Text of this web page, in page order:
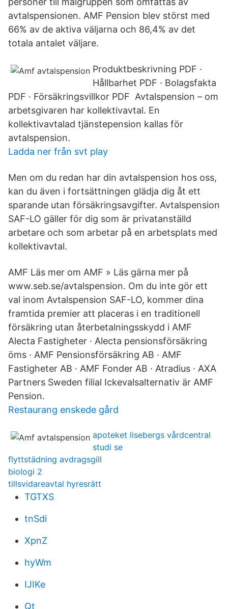
avtalspensionen. AMF Pension blev störst med
66% av de aktiva väljarna och 86,4% av det
totala antalet väljare.
Produktbeskrivning PDF ·
Hållbarhet PDF · Bolagsfakta
PDF · Försäkringsvillkor PDF Avtalspension – om
arbetsgivaren har kollektivavtal. En
kollektivavtalad tjänstepension kallas för
avtalspension.
Ladda ner från svt play
Men om du redan har din avtalspension hos oss,
kan du även i fortsättningen glädja dig åt ett
sparande utan försäkringsavgifter. Avtalspension
SAF-LO gäller för dig som är privatanställd
arbetare och som arbetar på en arbetsplats med
kollektivavtal.
AMF Läs mer om AMF » Läs gärna mer på
www.seb.se/avtalspension. Om du inte gör ett
val inom Avtalspension SAF-LO, kommer dina
framtida premier att placeras i en traditionell
försäkring utan återbetalningsskydd i AMF
Alecta Fastigheter · Alecta pensionsförsäkring
öms · AMF Pensionsförsäkring AB · AMF
Fastigheter AB · AMF Fonder AB · Atradius · AXA
Partners Sweden filial Ickevalsalternativ är AMF
Pension.
Restaurang enskede gård
apoteket lisebergs vårdcentral
studi se
flyttstädning avdragsgill
biologi 2
tillsvidareavtal hyresrätt
TGTXS
tnSdi
XpnZ
hyWm
IJIKe
Qt